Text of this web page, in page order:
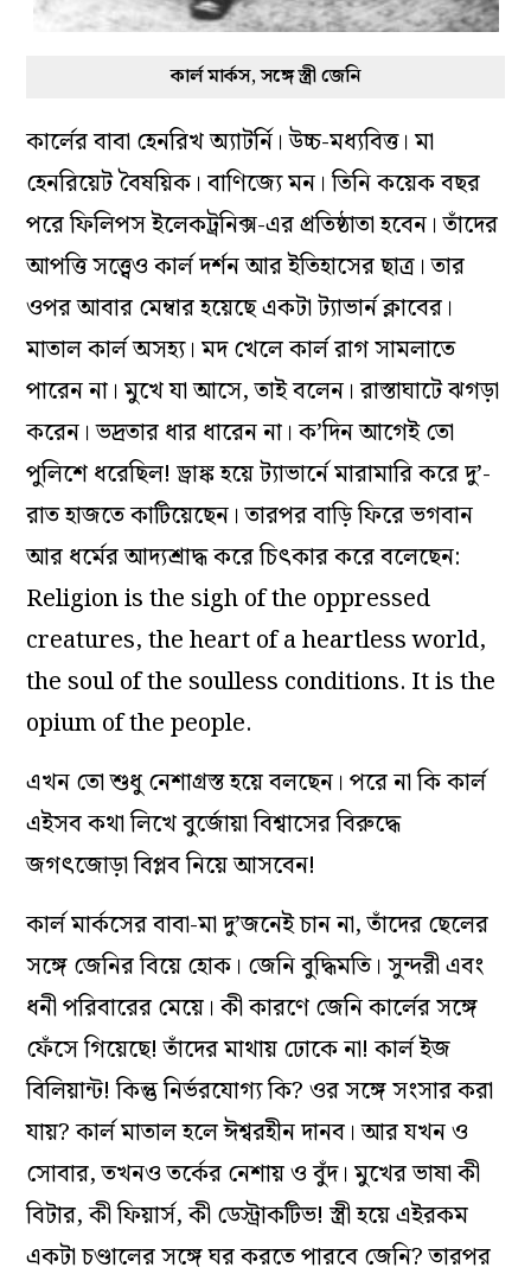
কার্ল মার্কস, সঙ্গে স্ত্রী জেনি
কার্লের বাবা হেনরিখ অ্যাটর্নি। উচ্চ-মধ্যবিত্ত। মা
হেনরিয়েট বৈষয়িক। বাণিজ্যে মন। তিনি কয়েক বছর
পরে ফিলিপস ইলেকট্রনিক্স-এর প্রতিষ্ঠাতা হবেন। তাঁদের
আপত্তি সত্ত্বেও কার্ল দর্শন আর ইতিহাসের ছাত্র। তার
ওপর আবার মেম্বার হয়েছে একটা ট্যাভার্ন ক্লাবের।
মাতাল কার্ল অসহ্য। মদ খেলে কার্ল রাগ সামলাতে
পারেন না। মুখে যা আসে, তাই বলেন। রাস্তাঘাটে ঝগড়া
করেন। ভদ্রতার ধার ধারেন না। ক’দিন আগেই তো
পুলিশে ধরেছিল! ড্রাঙ্ক হয়ে ট্যাভার্নে মারামারি করে দু’-
রাত হাজতে কাটিয়েছেন। তারপর বাড়ি ফিরে ভগবান
আর ধর্মের আদ্যশ্রাদ্ধ করে চিৎকার করে বলেছেন:
Religion is the sigh of the oppressed
creatures, the heart of a heartless world,
the soul of the soulless conditions. It is the
opium of the people.
এখন তো শুধু নেশাগ্রস্ত হয়ে বলছেন। পরে না কি কার্ল
এইসব কথা লিখে বুর্জোয়া বিশ্বাসের বিরুদ্ধে
জগৎজোড়া বিপ্লব নিয়ে আসবেন!
কার্ল মার্কসের বাবা-মা দু’জনেই চান না, তাঁদের ছেলের
সঙ্গে জেনির বিয়ে হোক। জেনি বুদ্ধিমতি। সুন্দরী এবং
ধনী পরিবারের মেয়ে। কী কারণে জেনি কার্লের সঙ্গে
ফেঁসে গিয়েছে! তাঁদের মাথায় ঢোকে না! কার্ল ইজ
বিলিয়ান্ট! কিন্তু নির্ভরযোগ্য কি? ওর সঙ্গে সংসার করা
যায়? কার্ল মাতাল হলে ঈশ্বরহীন দানব। আর যখন ও
সোবার, তখনও তর্কের নেশায় ও বুঁদ। মুখের ভাষা কী
বিটার, কী ফিয়ার্স, কী ডেস্ট্রাকটিভ! স্ত্রী হয়ে এইরকম
একটা চণ্ডালের সঙ্গে ঘর করতে পারবে জেনি? তারপর